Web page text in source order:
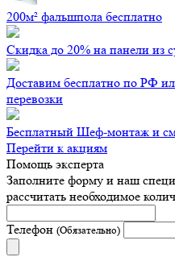
200м² фальшпола бесплатно
Скидка до 20% на панели из
Доставим бесплатно по РФ
перевозки
Бесплатный Шеф-монтаж и
Перейти к акциям
Помощь эксперта
Заполните форму и наш
рассчитать необходимое
Телефон (Обязательно)